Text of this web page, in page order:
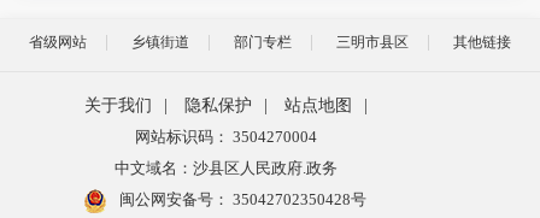
省级网站 乡镇街道 部门专栏 三明市县区 其他链接
关于我们 隐私保护 站点地图
网站标识码： 3504270004
中文域名：沙县区人民政府.政务
闽公网安备号： 35042702350428号